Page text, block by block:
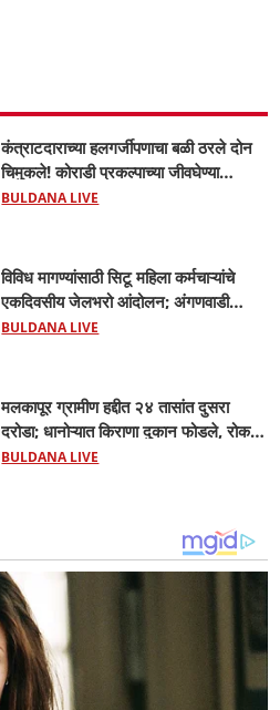
कंत्राटदाराच्या हलगर्जीपणाचा बळी ठरले दोन
चिमुकले! कोराडी प्रकल्पाच्या जीवघेण्या
खदाणीत बुडून मावस भावांचा दुर्दैवी मृत्यू; सुरक्षा
BULDANA LIVE
विविध मागण्यांसाठी सिटू महिला कर्मचाऱ्यांचे
एकदिवसीय जेलभरो आंदोलन; अंगणवाडी
सेविका, मदतनीस, आशा वर्कर, पोषण आहार
BULDANA LIVE
मलकापूर ग्रामीण हद्दीत २४ तासांत दुसरा
दरोडा; धानोऱ्यात किराणा दुकान फोडले, रोकड
लंपास...
BULDANA LIVE